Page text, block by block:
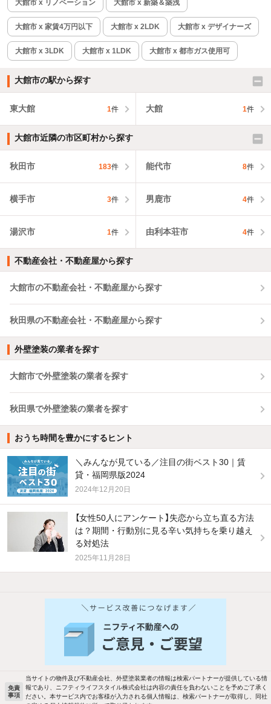
大館市 x リノベーション 大館市 x 新築＆築浅
大館市 x 家賃4万円以下 大館市 x 2LDK 大館市 x デザイナーズ
大館市 x 3LDK 大館市 x 1LDK 大館市 x 都市ガス使用可
大館市の駅から探す
東大館 1件 大館 1件
大館市近隣の市区町村から探す
秋田市 183件 能代市 8件
横手市 3件 男鹿市 4件
湯沢市 1件 由利本荘市 4件
不動産会社・不動産屋から探す
大館市の不動産会社・不動産屋から探す
秋田県の不動産会社・不動産屋から探す
外壁塗装の業者を探す
大館市で外壁塗装の業者を探す
秋田県で外壁塗装の業者を探す
おうち時間を豊かにするヒント
＼みんなが見ている／注目の街ベスト30｜賃
貸・福岡県版2024
2024年12月20日
【女性50人にアンケート】失恋から立ち直る方法
は？期間・行動別に見る辛い気持ちを乗り越え
る対処法
2025年11月28日
免責
事項
当サイトの物件及び不動産会社、外壁塗装業者の情報は検索パートナーが提供している情
報であり、ニフティライフスタイル株式会社は内容の責任を負わないことを予めご了承く
ださい。本サービス内でお客様が入力される個人情報は、検索パートナーが取得し、同社